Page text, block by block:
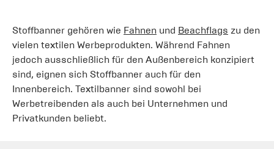
Stoffbanner gehören wie Fahnen und Beachflags zu den
vielen textilen Werbeprodukten. Während Fahnen
jedoch ausschließlich für den Außenbereich konzipiert
sind, eignen sich Stoffbanner auch für den
Innenbereich. Textilbanner sind sowohl bei
Werbetreibenden als auch bei Unternehmen und
Privatkunden beliebt.